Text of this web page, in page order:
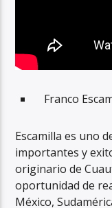
Franco
Escamilla es uno
importantes y
originario de
oportunidad de
México,